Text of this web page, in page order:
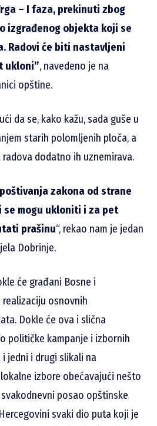
– I faza, prekinuti zbog
izgrađenog objekta koji se
Radovi će biti nastavljeni
ukloni”, navedeno je na
opštine.
da se, kako kažu, sada guše u
starih polomljenih ploča, a
dodatno ih uznemirava.
zakona od strane
se mogu ukloniti i za pet
prašinu“, rekao nam je jedan
Dobrinje.
će građani Bosne i
osnovnih
Dokle će ova i slična
političke kampanje i izbornih
jedni i drugi slikali na
izbore obećavajući nešto
posao opštinske
svaki dio puta koji je